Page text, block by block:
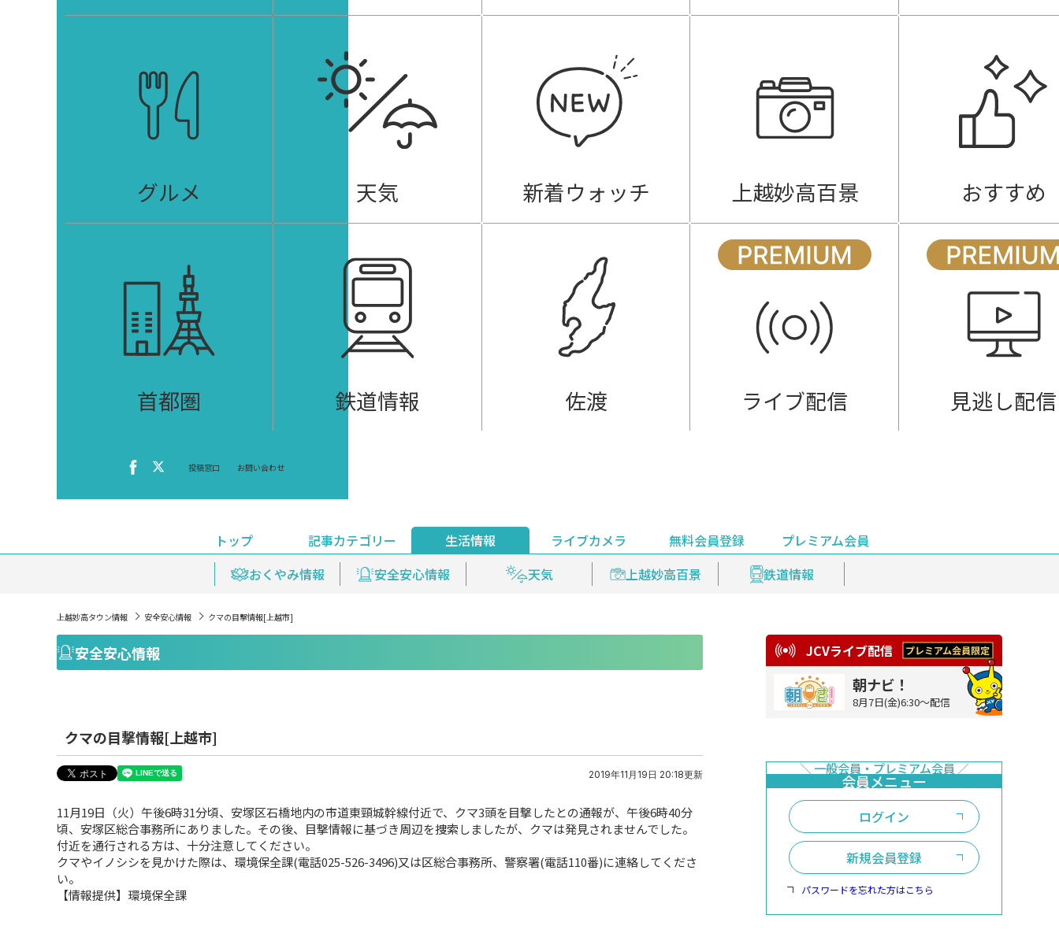
グルメ 天気 新着ウォッチ 上越妙高百景 おすすめ
首都圏 鉄道情報 佐渡 ライブ配信 見逃し配信
投稿窓口 お問い合わせ
トップ
記事カテゴリー
ニュース
イベント 新着ウォッチ 編集部おすすめ
生活情報
おくやみ情報
安全安心情報 天気 上越妙高百景 鉄道情報
ライブカメラ 無料会員登録
プレミアム会員
ライブ配信
見逃し配信 プレミアム会員登録
上越妙高タウン情報 安全安心情報 クマの目撃情報[上越市]
安全安心情報
クマの目撃情報[上越市]
2019年11月19日 20:18更新
11月19日（火）午後6時31分頃、安塚区石橋地内の市道東頸城幹線付近で、クマ3頭を目撃したとの通報が、午後6時40分
頃、安塚区総合事務所にありました。その後、目撃情報に基づき周辺を捜索しましたが、クマは発見されませんでした。
付近を通行される方は、十分注意してください。
クマやイノシシを見かけた際は、環境保全課(電話025-526-3496)又は区総合事務所、警察署(電話110番)に連絡してくださ
い。
【情報提供】環境保全課
JCVライブ配信
朝ナビ！
8月7日(金)6:30～配信
ログイン
新規会員登録
パスワードを忘れた方はこちら